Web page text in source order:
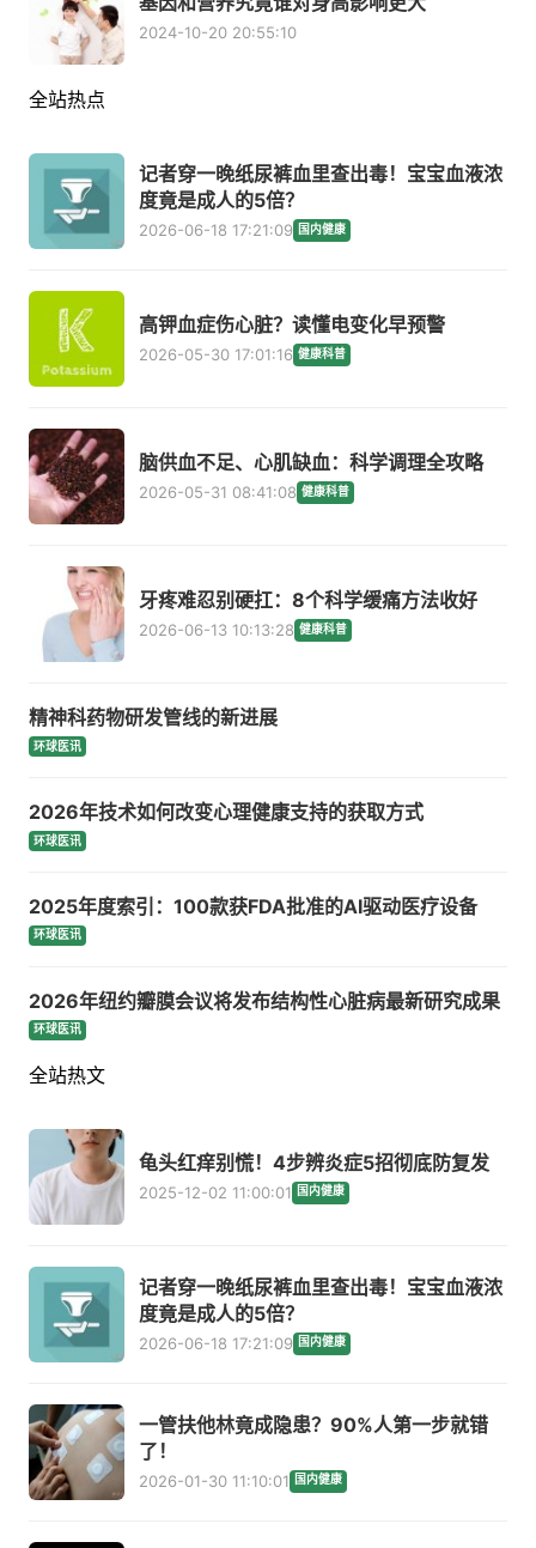
2024-10-20 20:55:10
全站热点
记者穿一晚纸尿裤血里查出毒！宝宝血液浓
度竟是成人的5倍？
2026-06-18 17:21:09 国内健康
高钾血症伤心脏？读懂电变化早预警
2026-05-30 17:01:16 健康科普
脑供血不足、心肌缺血：科学调理全攻略
2026-05-31 08:41:08 健康科普
牙疼难忍别硬扛：8个科学缓痛方法收好
2026-06-13 10:13:28 健康科普
精神科药物研发管线的新进展
环球医讯
2026年技术如何改变心理健康支持的获取方式
环球医讯
2025年度索引：100款获FDA批准的AI驱动医疗设备
环球医讯
2026年纽约瓣膜会议将发布结构性心脏病最新研究成果
环球医讯
全站热文
龟头红痒别慌！4步辨炎症5招彻底防复发
2025-12-02 11:00:01 国内健康
记者穿一晚纸尿裤血里查出毒！宝宝血液浓
度竟是成人的5倍？
2026-06-18 17:21:09 国内健康
一管扶他林竟成隐患？90%人第一步就错
了！
2026-01-30 11:10:01 国内健康